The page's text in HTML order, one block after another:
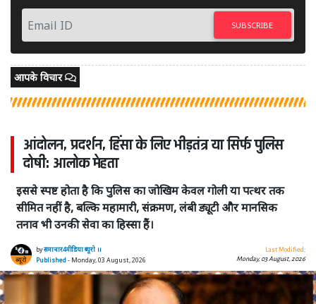
SUBSCRIBE
आपके विचार
आंदोलन, प्रदर्शन, हिंसा के लिए भीड़तंत्र या सिर्फ पुलिस
दोषी: आलोक मेहता
इससे स्पष्ट होता है कि पुलिस का जोखिम केवल गोली या पत्थर तक
सीमित नहीं है, बल्कि महामारी, संक्रमण, लंबी ड्यूटी और मानसिक
तनाव भी उनकी सेवा का हिस्सा हैं।
byसमाचार4मीडिया ब्यूरो ।।
Published- Monday, 03 August, 2026
Last Modified:
Monday, 03 August, 2026